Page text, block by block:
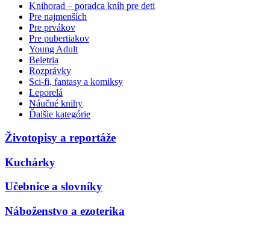
Knihorad – poradca kníh pre deti
Pre najmenších
Pre prvákov
Pre pubertiakov
Young Adult
Beletria
Rozprávky
Sci-fi, fantasy a komiksy
Leporelá
Náučné knihy
Ďalšie kategórie
Životopisy a reportáže
Kuchárky
Učebnice a slovníky
Náboženstvo a ezoterika